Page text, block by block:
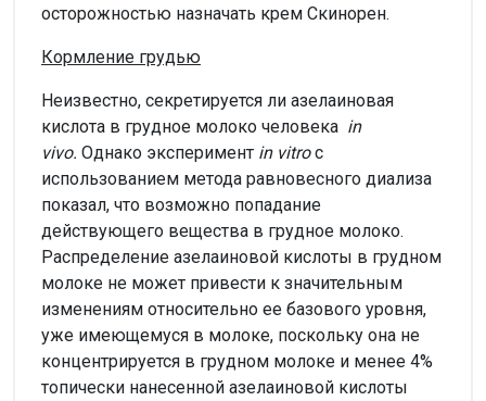
осторожностью назначать крем Скинорен.
Кормление грудью
Неизвестно, секретируется ли азелаиновая
кислота в грудное молоко человека in
vivo. Однако эксперимент in vitroс
использованием метода равновесного диализа
показал, что возможно попадание
действующего вещества в грудное молоко.
Распределение азелаиновой кислоты в грудном
молоке не может привести к значительным
изменениям относительно ее базового уровня,
уже имеющемуся в молоке, поскольку она не
концентрируется в грудном молоке и менее 4%
топически нанесенной азелаиновой кислоты